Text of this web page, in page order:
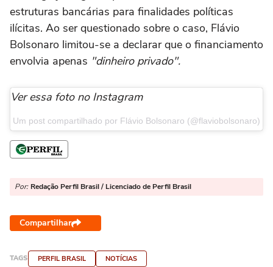
estruturas bancárias para finalidades políticas
ilícitas. Ao ser questionado sobre o caso, Flávio
Bolsonaro limitou-se a declarar que o financiamento
envolvia apenas "dinheiro privado".
Ver essa foto no Instagram
Um post compartilhado por Flávio Bolsonaro (@flaviobolsonaro)
Por: Redação Perfil Brasil / Licenciado de Perfil Brasil
Compartilhar
TAGS PERFIL BRASIL NOTÍCIAS